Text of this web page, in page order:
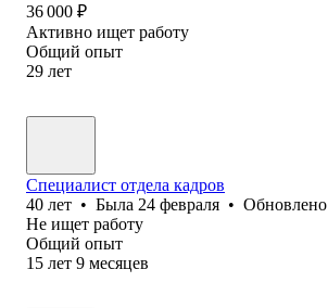
36 000 ₽
Активно ищет работу
Общий опыт
29 лет
Специалист отдела кадров
40 лет • Была 24 февраля • Обновлено
Не ищет работу
Общий опыт
15 лет 9 месяцев